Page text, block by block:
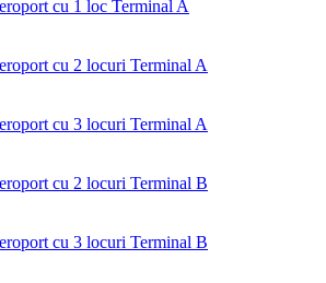
cu 1 loc Terminal A
cu 2 locuri Terminal A
cu 3 locuri Terminal A
cu 2 locuri Terminal B
cu 3 locuri Terminal B